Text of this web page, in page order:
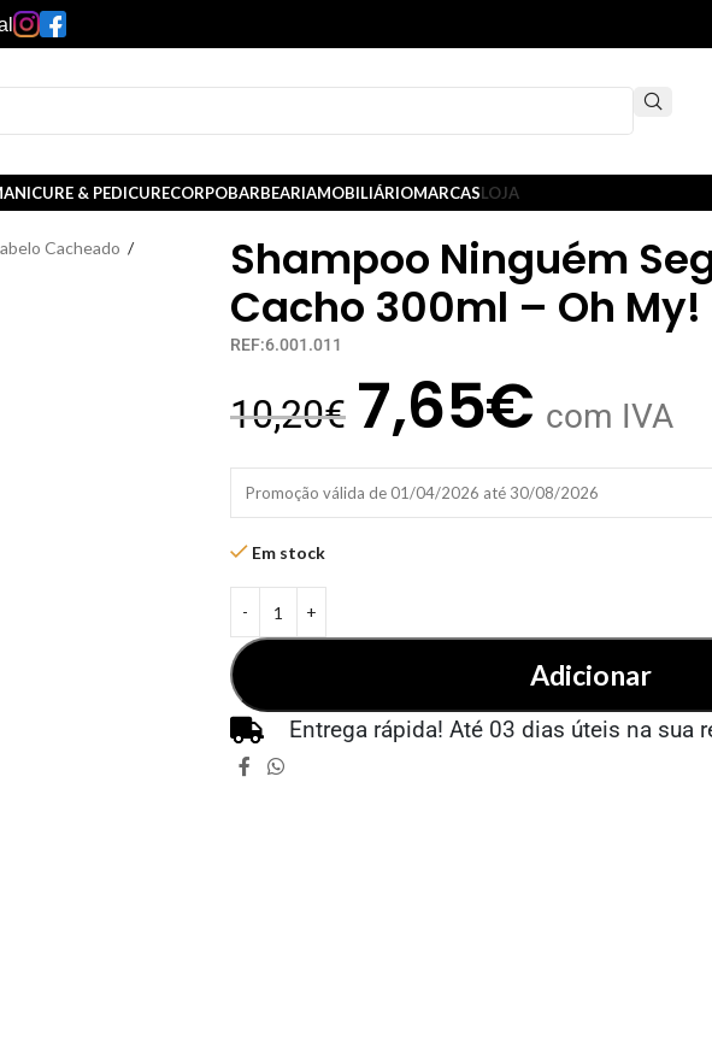
& PEDICURECORPOBARBEARIAMOBILIÁRIOMARCASLOJA
Cacheado /
Shampoo Ninguém
Cacho 300ml – Oh My!
REF:6.001.011
10,20€ 7,65€ com IVA
Promoção válida de 01/04/2026 até 30/08/2026
Em stock
Adicionar
Entrega rápida! Até 03 dias úteis na sua